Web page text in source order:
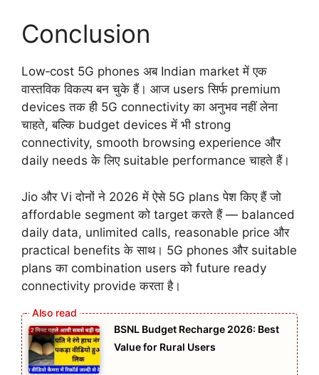
Conclusion
Low‑cost 5G phones अब Indian market में एक
वास्तविक विकल्प बन चुके हैं। आज users सिर्फ premium
devices तक ही 5G connectivity का अनुभव नहीं लेना
चाहते, बल्कि budget devices में भी strong
connectivity, smooth browsing experience और
daily needs के लिए suitable performance चाहते हैं।
Jio और Vi दोनों ने 2026 में ऐसे 5G plans पेश किए हैं जो
affordable segment को target करते हैं — balanced
daily data, unlimited calls, reasonable price और
practical benefits के साथ। 5G phones और suitable
plans का combination users को future ready
connectivity provide करता है।
BSNL Budget Recharge 2026: Best
Value for Rural Users